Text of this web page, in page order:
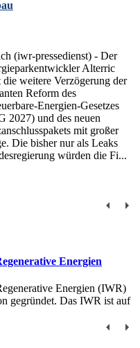
(iwr-pressedienst) - Der
Alterric
die weitere Verzögerung der
Reform des
Energien-Gesetzes
2027) und des neuen
mit großer
Die bisher nur als Leaks
würden die Fi...
Energien
Energien (IWR)
gegründet. Das IWR ist auf